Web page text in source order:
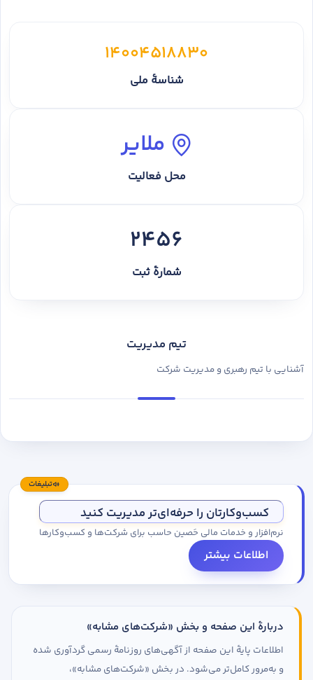
14004518830
شناسهٔ ملی
ملایر
محل فعالیت
2456
شمارهٔ ثبت
تیم مدیریت
آشنایی با تیم رهبری و مدیریت شرکت
تبلیغات
کسب‌وکارتان را حرفه‌ای‌تر مدیریت کنید
نرم‌افزار و خدمات مالی حَصین حاسب برای شرکت‌ها و کسب‌وکارها
اطلاعات بیشتر
دربارهٔ این صفحه و بخش «شرکت‌های مشابه»
اطلاعات پایهٔ این صفحه از آگهی‌های روزنامهٔ رسمی گردآوری شده
و به‌مرور کامل‌تر می‌شود. در بخش «شرکت‌های مشابه»،